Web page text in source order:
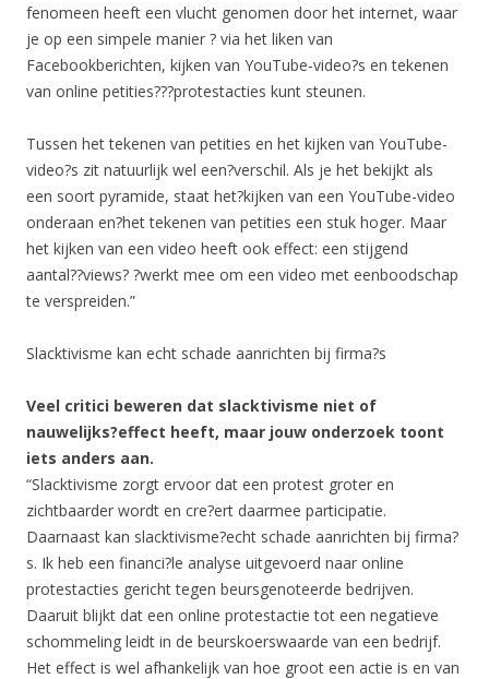
fenomeen heeft een vlucht genomen door het internet, waar
je op een simpele manier ? via het liken van
Facebookberichten, kijken van YouTube-video?s en tekenen
van online petities???protestacties kunt steunen.
Tussen het tekenen van petities en het kijken van YouTube-
video?s zit natuurlijk wel een?verschil. Als je het bekijkt als
een soort pyramide, staat het?kijken van een YouTube-video
onderaan en?het tekenen van petities een stuk hoger. Maar
het kijken van een video heeft ook effect: een stijgend
aantal??views? ?werkt mee om een video met eenboodschap
te verspreiden.”
Slacktivisme kan echt schade aanrichten bij firma?s
Veel critici beweren dat slacktivisme niet of
nauwelijks?effect heeft, maar jouw onderzoek toont
iets anders aan.
“Slacktivisme zorgt ervoor dat een protest groter en
zichtbaarder wordt en cre?ert daarmee participatie.
Daarnaast kan slacktivisme?echt schade aanrichten bij firma?
s. Ik heb een financi?le analyse uitgevoerd naar online
protestacties gericht tegen beursgenoteerde bedrijven.
Daaruit blijkt dat een online protestactie tot een negatieve
schommeling leidt in de beurskoerswaarde van een bedrijf.
Het effect is wel afhankelijk van hoe groot een actie is en van